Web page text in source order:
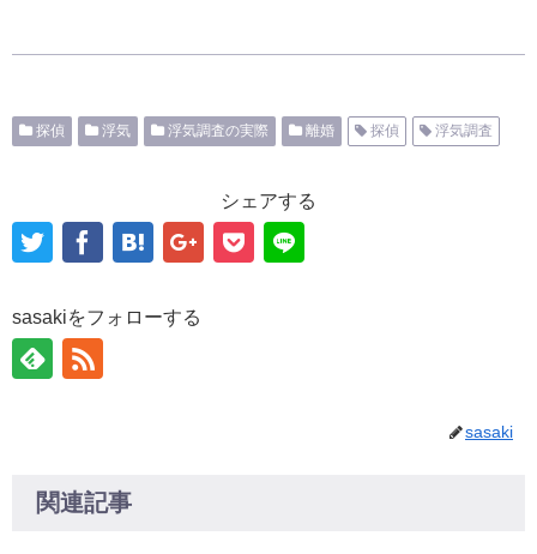
探偵 浮気 浮気調査の実際 離婚 探偵 浮気調査
シェアする
sasakiをフォローする
sasaki
関連記事